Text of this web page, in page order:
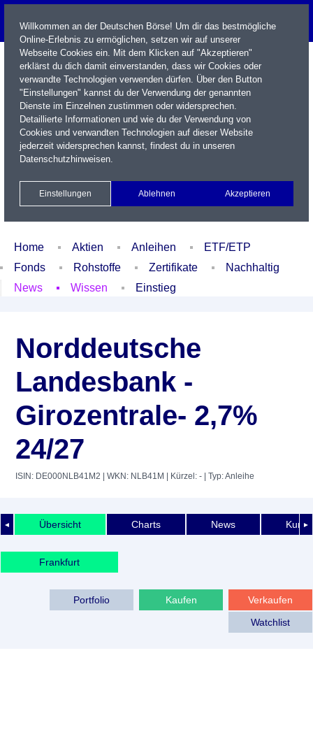
Name / WKN / ISIN / Kürzel
Xetra Realtime
Watchlist Portfolio Login
Home Aktien Anleihen
ETF/ETP
Fonds
Rohstoffe Zertifikate
Nachhaltig
News
Wissen Einstieg
Norddeutsche
Landesbank -
Girozentrale- 2,7%
24/27
ISIN: DE000NLB41M2 | WKN: NLB41M | Kürzel: - | Typ: Anleihe
◄ ►
Übersicht Charts News
Frankfurt
Verkaufen
Kaufen
Portfolio
Watchlist
Willkommen an der Deutschen Börse! Um dir das bestmögliche
Online-Erlebnis zu ermöglichen, setzen wir auf unserer
Webseite Cookies ein. Mit dem Klicken auf "Akzeptieren"
erklärst du dich damit einverstanden, dass wir Cookies oder
verwandte Technologien verwenden dürfen. Über den Button
"Einstellungen" kannst du der Verwendung der genannten
Dienste im Einzelnen zustimmen oder widersprechen.
Detaillierte Informationen und wie du der Verwendung von
Cookies und verwandten Technologien auf dieser Website
jederzeit widersprechen kannst, findest du in unseren
Datenschutzhinweisen.
Einstellungen Ablehnen Akzeptieren